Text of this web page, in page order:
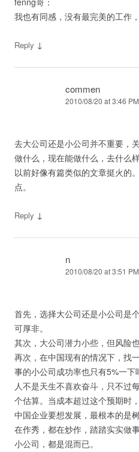
我也有同感，没有最完美的工作
Reply ↓
commen
2010/08/20 at 3:46 PM
去大公司还是小公司并不重要，
做什么，现在能做什么，去什么
以前好像有篇类似的文章挺火的
点。
Reply ↓
n
2010/08/20 at 3:51 PM
首先，选择大公司还是小公司是
可厚非。
其次，大公司潜力小些，但风险
再次，在中国现有的情况下，找
事的小公司成功率也只有5%一下
人不是天生不喜欢奋斗，只不过
个估算。当成本超过这个预期时
中国企业要想发展，最根本的是
在作秀，都在炒作，踏踏实实做
小公司，都是混而已。